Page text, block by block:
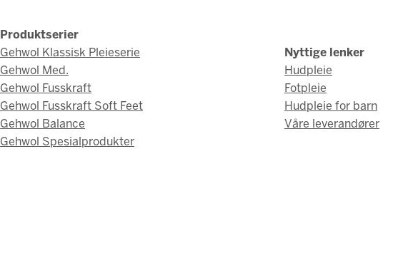
Produktserier
Gehwol Klassisk Pleieserie
Gehwol Med.
Gehwol Fusskraft
Gehwol Fusskraft Soft Feet
Gehwol Balance
Gehwol Spesialprodukter
Nyttige lenker
Hudpleie
Fotpleie
Hudpleie for barn
Våre leverandører